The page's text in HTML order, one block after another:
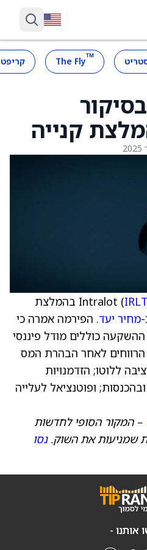
™
The Fly
) בהמלצת
מחיר יעד. הפירמה אמרה כי
ההשקעה כוללים מודל פיננסי
הרווחים לאחר הבהרת המס
ללוטו; הזדמנויות
ופוטנציאל לעלייה
– המקור הסופי לחדשות
שמניעות את השוק.נסו
אותנו -